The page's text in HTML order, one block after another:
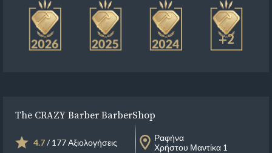
+2
The CRAZY Barber BarberShop
4.7/ 177 Αξιολογήσεις
Ραφήνα
Χρήστου Μαντίκα 1